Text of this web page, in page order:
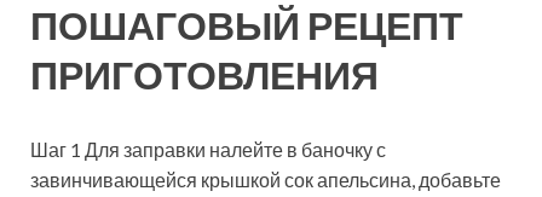
ПОШАГОВЫЙ РЕЦЕПТ
ПРИГОТОВЛЕНИЯ
Шаг 1 Для заправки налейте в баночку с
завинчивающейся крышкой сок апельсина, добавьте